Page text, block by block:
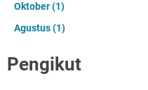
Oktober(1)
Agustus(1)
Pengikut